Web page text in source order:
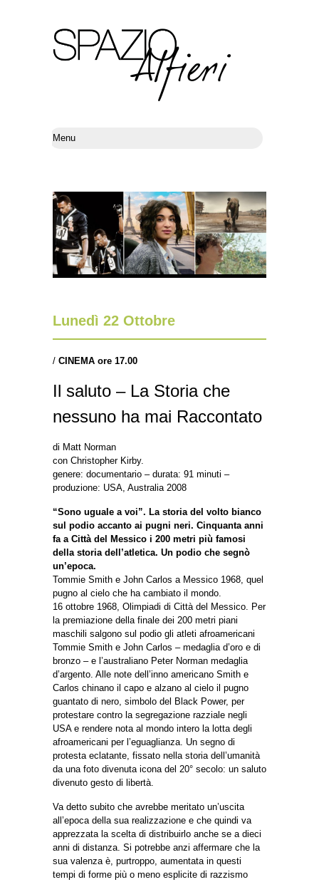
Lunedì 22 Ottobre
/ CINEMA ore 17.00
Il saluto – La Storia che
nessuno ha mai Raccontato
di Matt Norman
con Christopher Kirby.
genere: documentario – durata: 91 minuti –
produzione: USA, Australia 2008
“Sono uguale a voi”. La storia del volto bianco
sul podio accanto ai pugni neri. Cinquanta anni
fa a Città del Messico i 200 metri più famosi
della storia dell’atletica. Un podio che segnò
un’epoca.
Tommie Smith e John Carlos a Messico 1968, quel
pugno al cielo che ha cambiato il mondo.
16 ottobre 1968, Olimpiadi di Città del Messico. Per
la premiazione della finale dei 200 metri piani
maschili salgono sul podio gli atleti afroamericani
Tommie Smith e John Carlos – medaglia d’oro e di
bronzo – e l’australiano Peter Norman medaglia
d’argento. Alle note dell’inno americano Smith e
Carlos chinano il capo e alzano al cielo il pugno
guantato di nero, simbolo del Black Power, per
protestare contro la segregazione razziale negli
USA e rendere nota al mondo intero la lotta degli
afroamericani per l’eguaglianza. Un segno di
protesta eclatante, fissato nella storia dell’umanità
da una foto divenuta icona del 20° secolo: un saluto
divenuto gesto di libertà.
Va detto subito che avrebbe meritato un’uscita
all’epoca della sua realizzazione e che quindi va
apprezzata la scelta di distribuirlo anche se a dieci
anni di distanza. Si potrebbe anzi affermare che la
sua valenza è, purtroppo, aumentata in questi
tempi di forme più o meno esplicite di razzismo